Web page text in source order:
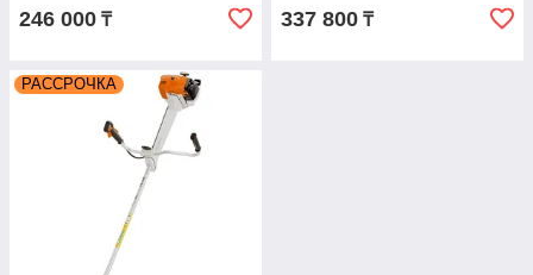
246 000 ₸ 337 800 ₸
РАССРОЧКА